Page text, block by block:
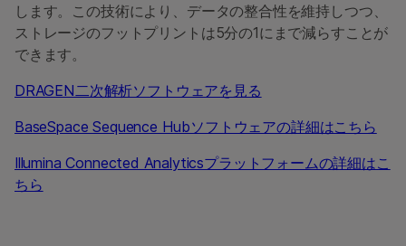
します。この技術により、データの整合性を維持しつつ、
ストレージのフットプリントは5分の1にまで減らすことが
できます。
DRAGEN二次解析ソフトウェアを見る
BaseSpace Sequence Hubソフトウェアの詳細はこちら
Illumina Connected Analyticsプラットフォームの詳細はこ
ちら